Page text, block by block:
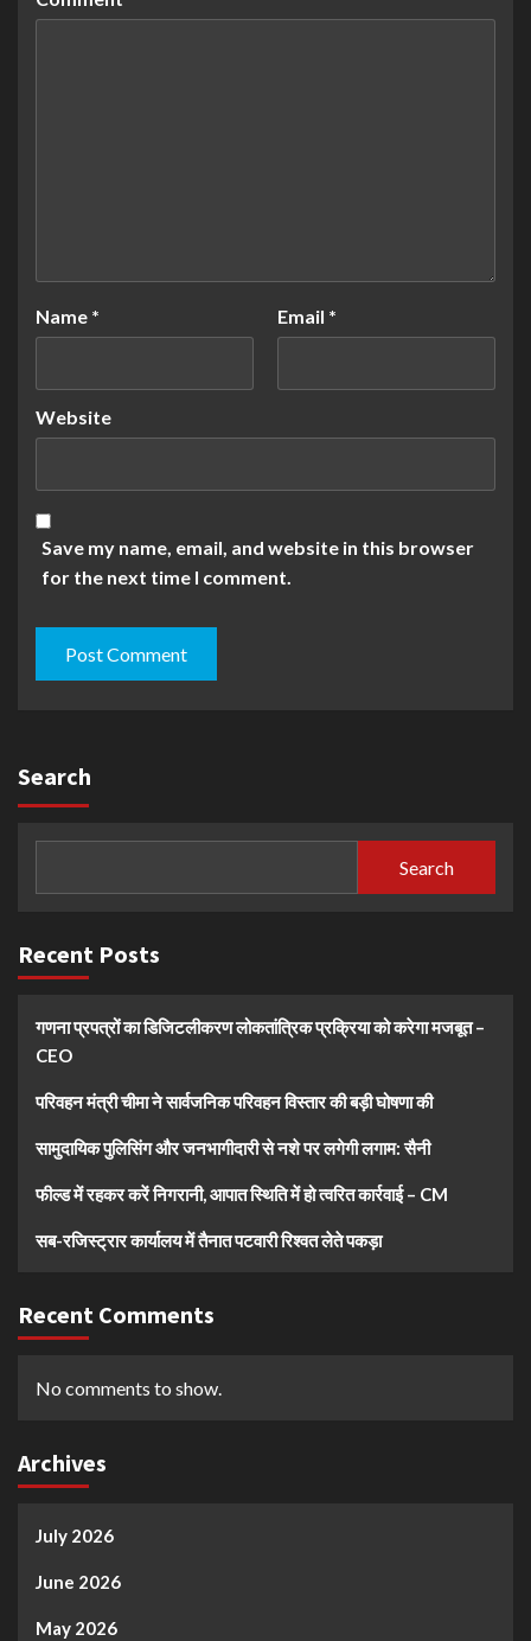
Name * Email *
Website
Save my name, email, and website in this browser
for the next time I comment.
Search
Search
Recent Posts
गणना प्रपत्रों का डिजिटलीकरण लोकतांत्रिक प्रक्रिया को करेगा मजबूत –
CEO
परिवहन मंत्री चीमा ने सार्वजनिक परिवहन विस्तार की बड़ी घोषणा की
सामुदायिक पुलिसिंग और जनभागीदारी से नशे पर लगेगी लगाम: सैनी
फील्ड में रहकर करें निगरानी, आपात स्थिति में हो त्वरित कार्रवाई – CM
सब-रजिस्ट्रार कार्यालय में तैनात पटवारी रिश्वत लेते पकड़ा
Recent Comments
No comments to show.
Archives
July 2026
June 2026
May 2026